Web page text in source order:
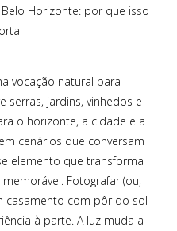
Horizonte: por que isso
vocação natural para
serras, jardins, vinhedos e
o horizonte, a cidade e a
cenários que conversam
elemento que transforma
Fotografar (ou,
casamento com pôr do sol
à parte. A luz muda a